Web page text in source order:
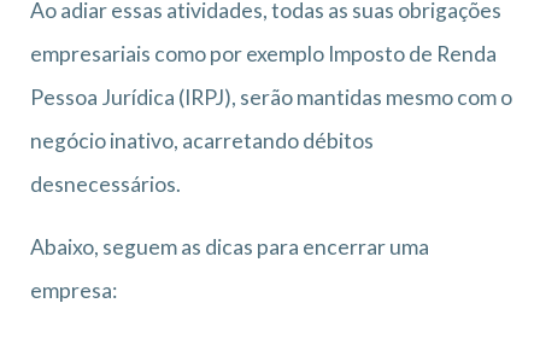
Ao adiar essas atividades, todas as suas obrigações
empresariais como por exemplo Imposto de Renda
Pessoa Jurídica (IRPJ), serão mantidas mesmo com o
negócio inativo, acarretando débitos
desnecessários.
Abaixo, seguem as dicas para encerrar uma
empresa: